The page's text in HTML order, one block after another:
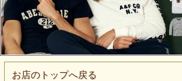
お店のトップへ戻る